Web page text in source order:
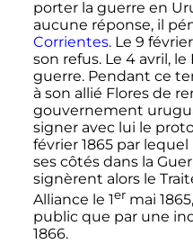
porter la guerre en
aucune réponse, il
Corrientes. Le 9 février
son refus. Le 4 avril, le
guerre. Pendant ce
à son allié Flores de
gouvernement
signer avec lui le
février 1865par lequel
ses côtés dans la
signèrent alors le
Alliance le 1ermai 1865
public que par une
1866.